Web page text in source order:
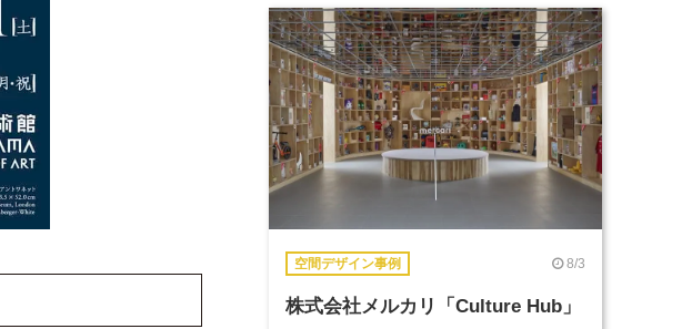
空間デザイン事例 8/3
株式会社メルカリ「Culture Hub」